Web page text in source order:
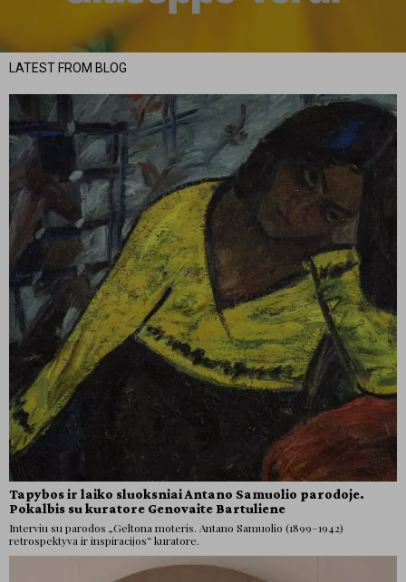
LATEST FROM BLOG
Tapybos ir laiko sluoksniai Antano Samuolio parodoje.
Pokalbis su kuratore Genovaite Bartuliene
Interviu su parodos „Geltona moteris. Antano Samuolio (1899–1942)
retrospektyva ir inspiracijos“ kuratore.